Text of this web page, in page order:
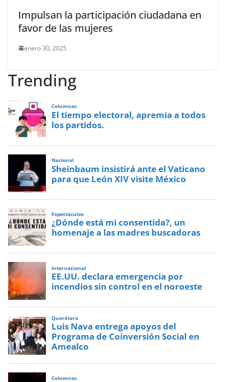
Impulsan la participación ciudadana en
favor de las mujeres
enero 30, 2025
Trending